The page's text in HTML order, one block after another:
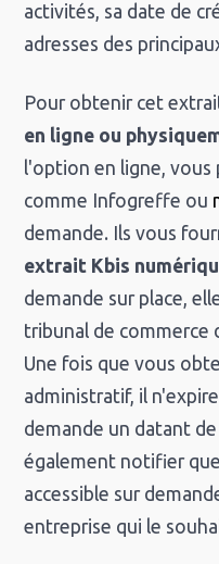
activités, sa date de
adresses des
Pour obtenir cet
en ligne ou
l'option en ligne, vous
comme Infogreffe ou
demande. Ils vous
extrait Kbis
demande sur place,
tribunal de commerce
Une fois que vous
administratif, il
demande un datant de
également notifier
accessible sur
entreprise qui le